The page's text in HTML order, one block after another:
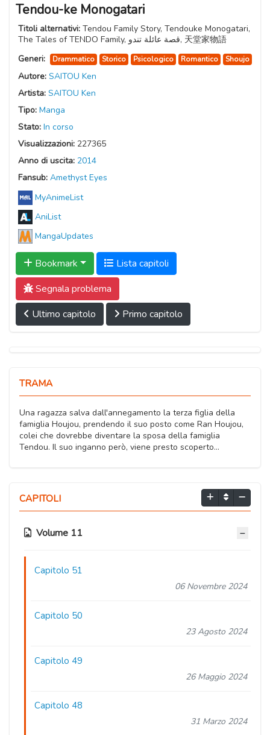
Tendou-ke Monogatari
Titoli alternativi: Tendou Family Story, Tendouke Monogatari,
The Tales of TENDO Family, قصة عائلة تندو, 天堂家物語
Generi:
Drammatico Storico Psicologico Romantico Shoujo
Autore: SAITOU Ken
Artista: SAITOU Ken
Tipo: Manga
Stato: In corso
Visualizzazioni: 227365
Anno di uscita: 2014
Fansub: Amethyst Eyes
MyAnimeList
AniList
MangaUpdates
Bookmark
Lista capitoli
Segnala problema
Ultimo capitolo
Primo capitolo
TRAMA
Una ragazza salva dall'annegamento la terza figlia della
famiglia Houjou, prendendo il suo posto come Ran Houjou,
colei che dovrebbe diventare la sposa della famiglia
Tendou. Il suo inganno però, viene presto scoperto...
CAPITOLI
Volume 11
Capitolo 51
06 Novembre 2024
Capitolo 50
23 Agosto 2024
Capitolo 49
26 Maggio 2024
Capitolo 48
31 Marzo 2024